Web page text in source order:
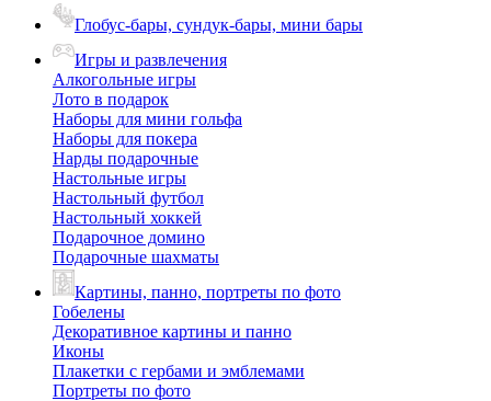
Глобус-бары, сундук-бары, мини бары
Игры и развлечения
Алкогольные игры
Лото в подарок
Наборы для мини гольфа
Наборы для покера
Нарды подарочные
Настольные игры
Настольный футбол
Настольный хоккей
Подарочное домино
Подарочные шахматы
Картины, панно, портреты по фото
Гобелены
Декоративное картины и панно
Иконы
Плакетки с гербами и эмблемами
Портреты по фото